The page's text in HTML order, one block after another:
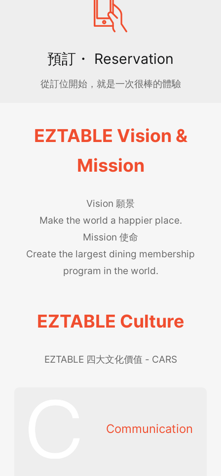
預訂・ Reservation
從訂位開始，就是一次很棒的體驗
EZTABLE Vision &
Mission
Vision 願景
Make the world a happier place.
Mission 使命
Create the largest dining membership
program in the world.
EZTABLE Culture
EZTABLE 四大文化價值 - CARS
Communication